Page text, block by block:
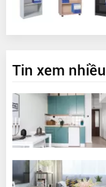
Tin xem nhiều